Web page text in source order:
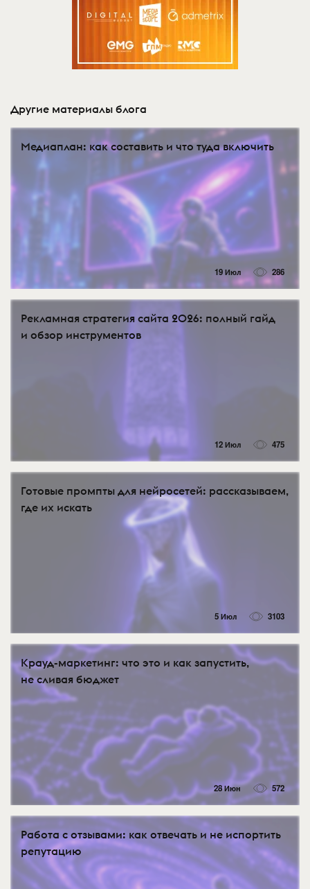
Другие материалы блога
Медиаплан: как составить и что туда включить
19 Июл 286
Рекламная стратегия сайта 2026: полный гайд
и обзор инструментов
12 Июл 475
Готовые промпты для нейросетей: рассказываем,
где их искать
5 Июл 3103
Крауд-маркетинг: что это и как запустить,
не сливая бюджет
28 Июн 572
Работа с отзывами: как отвечать и не испортить
репутацию